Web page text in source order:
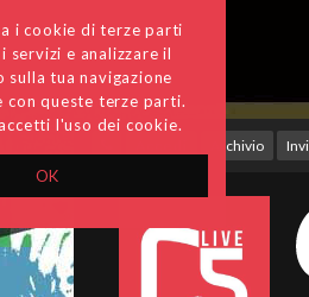
OK
i cookie di terze parti
servizi e analizzare il
sulla tua navigazione
con queste terze parti.
l'uso dei cookie.
Archivio